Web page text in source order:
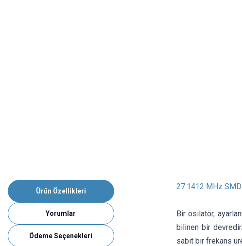
Ürün Özellikleri
Yorumlar
Ödeme Seçenekleri
27.1412 MHz
Bir osilatör,
bilinen bir
sabit bir frekans